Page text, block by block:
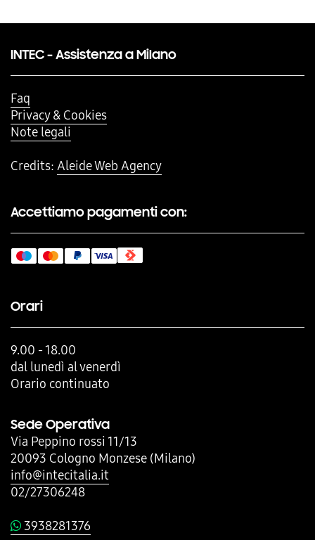
INTEC - Assistenza a Milano
Faq
Privacy & Cookies
Note legali
Credits: Aleide Web Agency
Accettiamo pagamenti con:
Orari
9.00 - 18.00
dal lunedì al venerdì
Orario continuato
Sede Operativa
Via Peppino rossi 11/13
20093 Cologno Monzese (Milano)
info@intecitalia.it
02/27306248
3938281376